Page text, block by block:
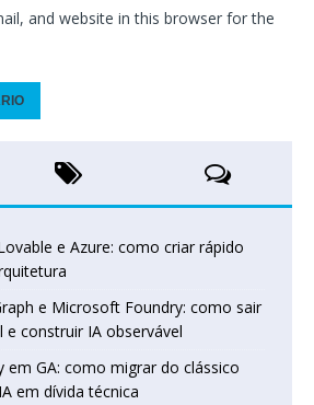
and website in this browser for the
e Azure: como criar rápido
e Microsoft Foundry: como sair
e construir IA observável
em GA: como migrar do clássico
em dívida técnica